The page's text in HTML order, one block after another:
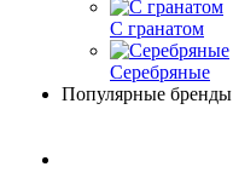
С гранатом
Серебряные
Популярные бренды